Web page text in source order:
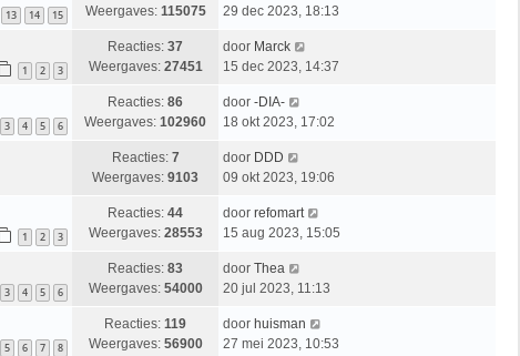
13 14 15
Weergaves: 115075
29 dec 2023, 18:13
1 2 3
Reacties: 37
Weergaves: 27451
door Marck
15 dec 2023, 14:37
3 4 5 6
Reacties: 86
Weergaves: 102960
door -DIA-
18 okt 2023, 17:02
Reacties: 7
Weergaves: 9103
door DDD
09 okt 2023, 19:06
1 2 3
Reacties: 44
Weergaves: 28553
door refomart
15 aug 2023, 15:05
3 4 5 6
Reacties: 83
Weergaves: 54000
door Thea
20 jul 2023, 11:13
5 6 7 8
Reacties: 119
Weergaves: 56900
door huisman
27 mei 2023, 10:53